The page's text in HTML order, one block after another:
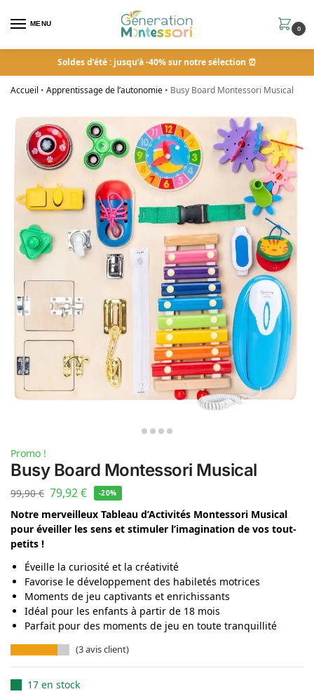
MENU
0
Soldes d’été : jusqu’à -40% sur notre sélection ⏰
Accueil • Apprentissage de l’autonomie • Busy Board Montessori Musical
Promo !
Busy Board Montessori Musical
99,90€ 79,92€ -20%
Notre merveilleux Tableau d’Activités Montessori Musical
pour éveiller les sens et stimuler l’imagination de vos tout-
petits !
Éveille la curiosité et la créativité
Favorise le développement des habiletés motrices
Moments de jeu captivants et enrichissants
Idéal pour les enfants à partir de 18 mois
Parfait pour des moments de jeu en toute tranquillité
(3avis client)
17 en stock